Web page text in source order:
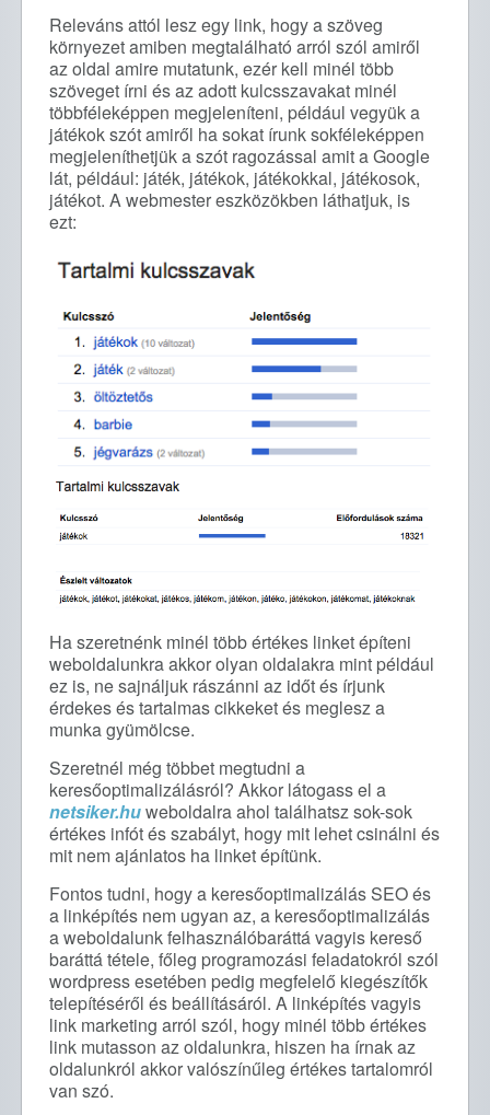
Releváns attól lesz egy link, hogy a szöveg
környezet amiben megtalálható arról szól amiről
az oldal amire mutatunk, ezér kell minél több
szöveget írni és az adott kulcsszavakat minél
többféleképpen megjeleníteni, például vegyük a
játékok szót amiről ha sokat írunk sokféleképpen
megjeleníthetjük a szót ragozással amit a Google
lát, például: játék, játékok, játékokkal, játékosok,
játékot. A webmester eszközökben láthatjuk, is
ezt:
Ha szeretnénk minél több értékes linket építeni
weboldalunkra akkor olyan oldalakra mint például
ez is, ne sajnáljuk rászánni az időt és írjunk
érdekes és tartalmas cikkeket és meglesz a
munka gyümölcse.
Szeretnél még többet megtudni a
keresőoptimalizálásról? Akkor látogass el a
netsiker.huweboldalra ahol találhatsz sok-sok
értékes infót és szabályt, hogy mit lehet csinálni és
mit nem ajánlatos ha linket építünk.
Fontos tudni, hogy a keresőoptimalizálás SEO és
a linképítés nem ugyan az, a keresőoptimalizálás
a weboldalunk felhasználóbaráttá vagyis kereső
baráttá tétele, főleg programozási feladatokról szól
wordpress esetében pedig megfelelő kiegészítők
telepítéséről és beállításáról. A linképítés vagyis
link marketing arról szól, hogy minél több értékes
link mutasson az oldalunkra, hiszen ha írnak az
oldalunkról akkor valószínűleg értékes tartalomról
van szó.